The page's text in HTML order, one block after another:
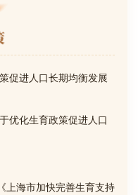
促进人口长期均衡发展
优化生育政策促进人口
上海市加快完善生育支持